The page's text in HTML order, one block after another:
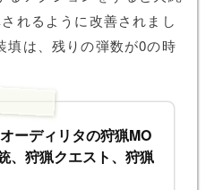
れるように改善されまし
填は、残りの弾数が0の時
オーディリタの狩猟MO
、狩猟クエスト、狩猟